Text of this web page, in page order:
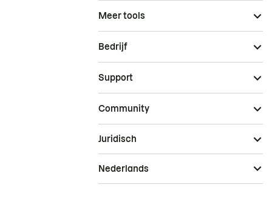
Meer tools
Bedrijf
Support
Community
Juridisch
Nederlands